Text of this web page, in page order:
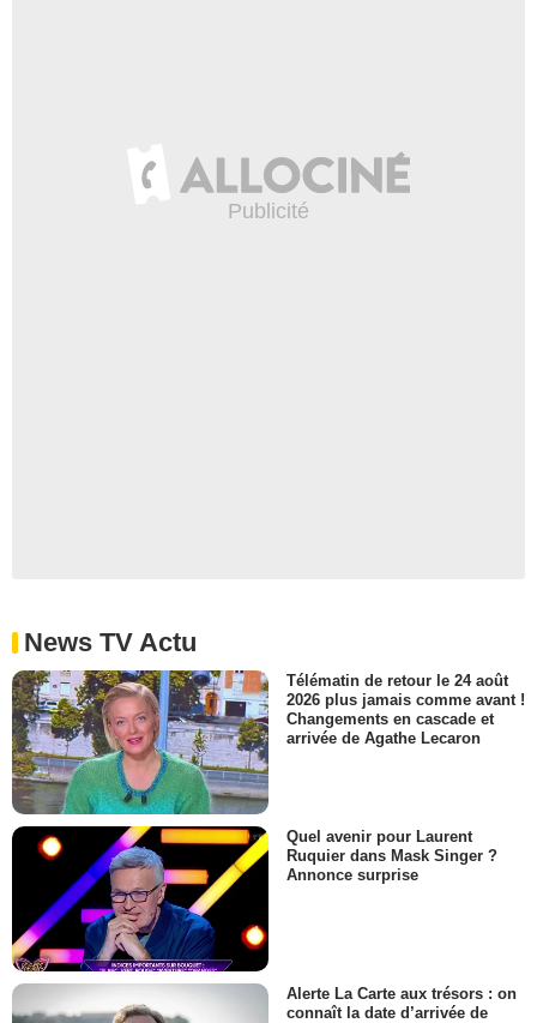
News TV Actu
Télématin de retour le 24 août
2026 plus jamais comme avant !
Changements en cascade et
arrivée de Agathe Lecaron
Quel avenir pour Laurent
Ruquier dans Mask Singer ?
Annonce surprise
Alerte La Carte aux trésors : on
connaît la date d’arrivée de